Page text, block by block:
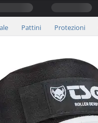
Pattini Protezioni